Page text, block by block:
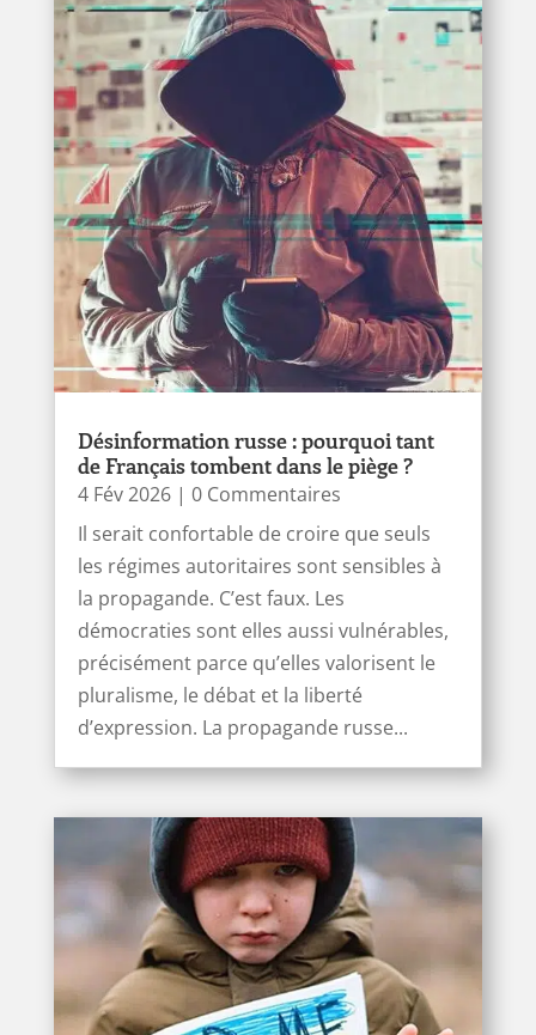
Désinformation russe : pourquoi tant
de Français tombent dans le piège ?
4 Fév 2026| 0 Commentaires
Il serait confortable de croire que seuls
les régimes autoritaires sont sensibles à
la propagande. C’est faux. Les
démocraties sont elles aussi vulnérables,
précisément parce qu’elles valorisent le
pluralisme, le débat et la liberté
d’expression. La propagande russe...